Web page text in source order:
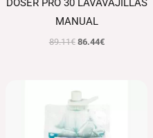
DOSER PRO 30 LAVAVAJILLAS
MANUAL
89.11€ 86.44€
precio
original
era:
135.44€.